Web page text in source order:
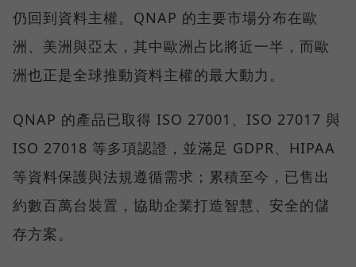
仍回到資料主權。QNAP 的主要市場分布在歐
洲、美洲與亞太，其中歐洲占比將近一半，而歐
洲也正是全球推動資料主權的最大動力。
QNAP 的產品已取得 ISO 27001、ISO 27017 與
ISO 27018 等多項認證，並滿足 GDPR、HIPAA
等資料保護與法規遵循需求；累積至今，已售出
約數百萬台裝置，協助企業打造智慧、安全的儲
存方案。